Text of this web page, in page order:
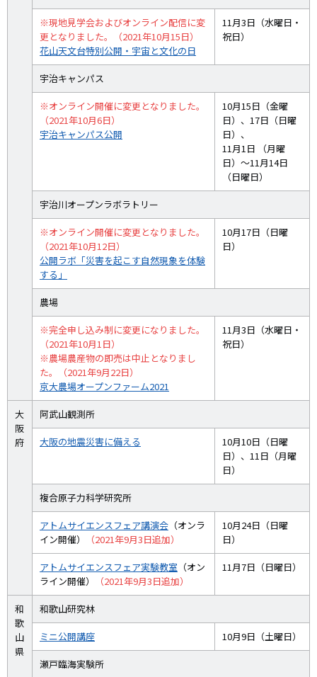
※現地見学会およびオンライン配信に変
更となりました。（2021年10月15日）
花山天文台特別公開・宇宙と文化の日
11月3日（水曜日・
祝日）
宇治キャンパス
※オンライン開催に変更となりました。
（2021年10月6日）
宇治キャンパス公開
10月15日（金曜
日）、17日（日曜
日）、
11月1日 （月曜
日）〜11月14日
（日曜日）
宇治川オープンラボラトリー
※オンライン開催に変更となりました。
（2021年10月12日）
公開ラボ「災害を起こす自然現象を体験
する」
10月17日（日曜
日）
農場
※完全申し込み制に変更になりました。
（2021年10月1日）
※農場農産物の即売は中止となりまし
た。（2021年9月22日）
京大農場オープンファーム2021
11月3日（水曜日・
祝日）
大
阪
府
阿武山観測所
大阪の地震災害に備える
10月10日（日曜
日）、11日（月曜
日）
複合原子力科学研究所
アトムサイエンスフェア講演会 （オンラ
イン開催）
（2021年9月3日追加）
10月24日（日曜
日）
アトムサイエンスフェア実験教室 （オン
ライン開催）
（2021年9月3日追加）
11月7日（日曜日）
和
歌
山
県
和歌山研究林
ミニ公開講座 10月9日（土曜日）
瀬戸臨海実験所